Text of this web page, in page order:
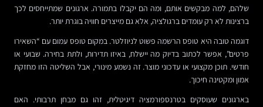
שלהם, למה מבקשים אותם, ומה הם יקבלו בתמורה. ארגונים שמתייחסים לכך
ברצינות לא רק עומדים ברגולציה, אלא גם מייצרים חוויה בוגרת יותר.
דוגמה טובה היא טופס הרשמה פשוט לניוזלטר. במקום טופס עמום עם “השאירו
פרטים”, אפשר לכתוב בדיוק מה יישלח, באיזו תדירות, ולתת בחירה. שבועי או
חודשי. תוכן מקצועי או עדכוני מוצר. זה נשמע מינורי, אבל השליטה הזו מחזקת
אמון ומקטינה חיכוך.
בארגונים שעוסקים בטרנספורמציה דיגיטלית, זהו גם מבחן תרבותי. האם